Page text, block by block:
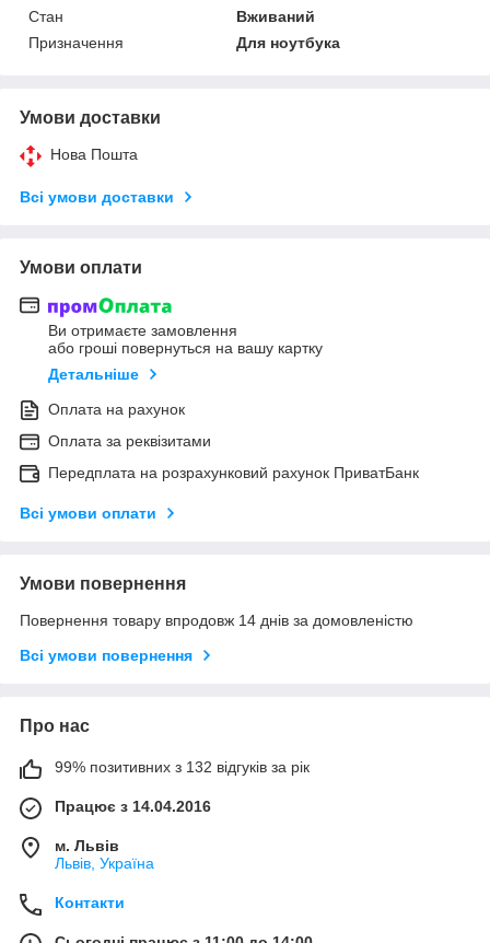
Стан
Вживаний
Призначення
Для ноутбука
Умови доставки
Нова Пошта
Всі умови доставки
Умови оплати
Ви отримаєте замовлення
або гроші повернуться на вашу картку
Детальніше
Оплата на рахунок
Оплата за реквізитами
Передплата на розрахунковий рахунок ПриватБанк
Всі умови оплати
Умови повернення
Повернення товару впродовж 14 днів за домовленістю
Всі умови повернення
Про нас
99% позитивних з 132 відгуків за рік
Працює з 14.04.2016
м. Львів
Львів, Україна
Контакти